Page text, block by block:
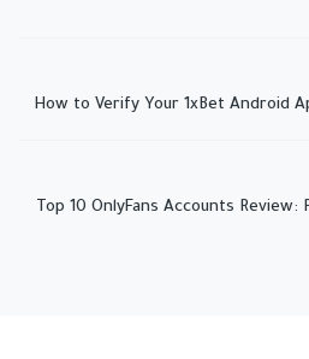
How to Verify Your 1xBet Android
Top 10 OnlyFans Accounts Review: